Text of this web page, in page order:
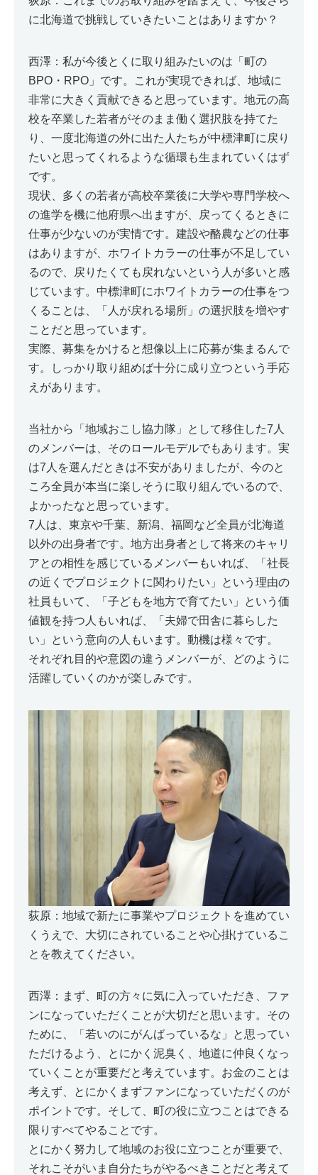
に北海道で挑戦していきたいことはありますか？
西澤：私が今後とくに取り組みたいのは「町の
BPO・RPO」です。これが実現できれば、地域に
非常に大きく貢献できると思っています。地元の高
校を卒業した若者がそのまま働く選択肢を持てた
り、一度北海道の外に出た人たちが中標津町に戻り
たいと思ってくれるような循環も生まれていくはず
です。
現状、多くの若者が高校卒業後に大学や専門学校へ
の進学を機に他府県へ出ますが、戻ってくるときに
仕事が少ないのが実情です。建設や酪農などの仕事
はありますが、ホワイトカラーの仕事が不足してい
るので、戻りたくても戻れないという人が多いと感
じています。中標津町にホワイトカラーの仕事をつ
くることは、「人が戻れる場所」の選択肢を増やす
ことだと思っています。
実際、募集をかけると想像以上に応募が集まるんで
す。しっかり取り組めば十分に成り立つという手応
えがあります。
当社から「地域おこし協力隊」として移住した7人
のメンバーは、そのロールモデルでもあります。実
は7人を選んだときは不安がありましたが、今のと
ころ全員が本当に楽しそうに取り組んでいるので、
よかったなと思っています。
7人は、東京や千葉、新潟、福岡など全員が北海道
以外の出身者です。地方出身者として将来のキャリ
アとの相性を感じているメンバーもいれば、「社長
の近くでプロジェクトに関わりたい」という理由の
社員もいて、「子どもを地方で育てたい」という価
値観を持つ人もいれば、「夫婦で田舎に暮らした
い」という意向の人もいます。動機は様々です。
それぞれ目的や意図の違うメンバーが、どのように
活躍していくのかが楽しみです。
荻原：地域で新たに事業やプロジェクトを進めてい
くうえで、大切にされていることや心掛けているこ
とを教えてください。
西澤：まず、町の方々に気に入っていただき、ファ
ンになっていただくことが大切だと思います。その
ために、「若いのにがんばっているな」と思ってい
ただけるよう、とにかく泥臭く、地道に仲良くなっ
ていくことが重要だと考えています。お金のことは
考えず、とにかくまずファンになっていただくのが
ポイントです。そして、町の役に立つことはできる
限りすべてやることです。
とにかく努力して地域のお役に立つことが重要で、
それこそがいま自分たちがやるべきことだと考えて